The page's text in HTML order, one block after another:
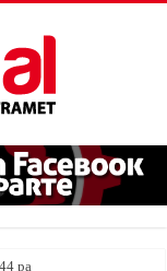
para defender la vida